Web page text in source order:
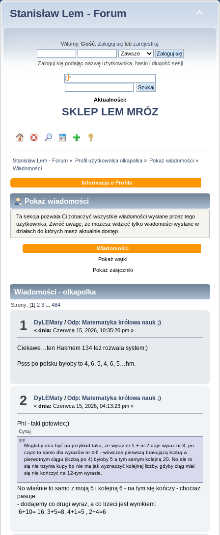
Stanisław Lem - Forum
Witamy, Gość. Zaloguj sięlub zarejestruj.
Zaloguj się podając nazwę użytkownika, hasło i długość sesji
Aktualności:
SKLEP LEM MRÓZ
Stanisław Lem - Forum » Profil użytkownika olkapolka» Pokaż wiadomości»
Wiadomości
Informacja o Profilu
Pokaż wiadomości
Ta sekcja pozwala Ci zobaczyć wszystkie wiadomości wysłane przez tego
użytkownika. Zwróć uwagę, że możesz widzieć tylko wiadomości wysłane w
działach do których masz aktualnie dostęp.
Wiadomości
Pokaż wątki
Pokaż załączniki
Wiadomości - olkapolka
Strony: [1]2 3 ...484
1 DyLEMaty /Odp: Matematyka królowa nauk ;)
«dnia: Czerwca 15, 2026, 10:35:20 pm »
Ciekawe…ten Hakmem 134 też rozwala system;)
Psss po polsku byłoby to 4, 6, 5, 4, 6, 5…hm.
2 DyLEMaty /Odp: Matematyka królowa nauk ;)
«dnia: Czerwca 15, 2026, 04:13:23 pm »
Phi - taki gotowiec;)
Cytuj
Mogłaby ona być na przykład taka, ze wyraz nr 1 + nr 2 daje wyraz nr 3, po
czym to samo dla wyrazów nr 4-6 - wówczas pierwszą brakującą liczbą w
pierwotnym ciągu (liczbą po 4) byłoby 5 a tym samym kolejną 20. No ale to
się nie trzyma kupy bo nie ma jak wyznaczyć kolejnej liczby, gdyby ciąg miał
się nie kończyć na 12-tym wyrazie.
No właśnie to samo z moją 5 i kolejną 6 - na tym się kończy - chociaż
pasuje:
- dodajemy co drugi wyraz, a co trzeci jest wynikiem:
6+10= 16, 3+5=8, 4+1=5 , 2+4=6